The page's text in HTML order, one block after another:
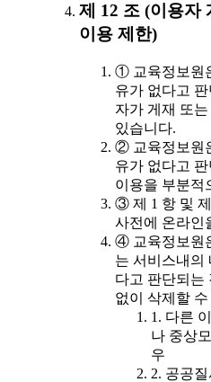
제 12 조 (이용자
이용 제한)
① 교육정보원
유가 없다고
자가 게재 또
있습니다.
② 교육정보원
유가 없다고
이용을 부분적
③ 제 1 항 및
사전에 온라인
④ 교육정보원
는 서비스내의
다고 판단되는
없이 삭제할
1. 다른
나 중상
우
2. 공공